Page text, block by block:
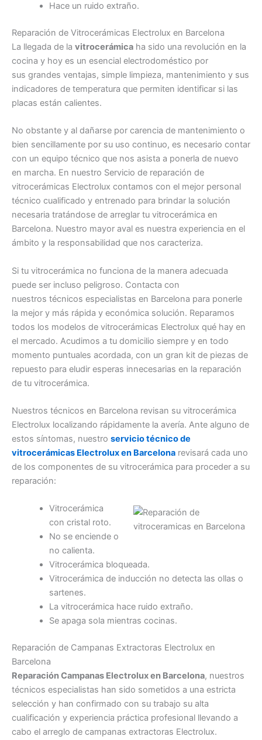
Hace un ruido extraño.
Reparación de Vitrocerámicas Electrolux en Barcelona
La llegada de la vitrocerámica ha sido una revolución en la
cocina y hoy es un esencial electrodoméstico por
sus grandes ventajas, simple limpieza, mantenimiento y sus
indicadores de temperatura que permiten identificar si las
placas están calientes.
No obstante y al dañarse por carencia de mantenimiento o
bien sencillamente por su uso continuo, es necesario contar
con un equipo técnico que nos asista a ponerla de nuevo
en marcha. En nuestro Servicio de reparación de
vitrocerámicas Electrolux contamos con el mejor personal
técnico cualificado y entrenado para brindar la solución
necesaria tratándose de arreglar tu vitrocerámica en
Barcelona. Nuestro mayor aval es nuestra experiencia en el
ámbito y la responsabilidad que nos caracteriza.
Si tu vitrocerámica no funciona de la manera adecuada
puede ser incluso peligroso. Contacta con
nuestros técnicos especialistas en Barcelona para ponerle
la mejor y más rápida y económica solución. Reparamos
todos los modelos de vitrocerámicas Electrolux qué hay en
el mercado. Acudimos a tu domicilio siempre y en todo
momento puntuales acordada, con un gran kit de piezas de
repuesto para eludir esperas innecesarias en la reparación
de tu vitrocerámica.
Nuestros técnicos en Barcelona revisan su vitrocerámica
Electrolux localizando rápidamente la avería. Ante alguno de
estos síntomas, nuestro servicio técnico de
vitrocerámicas Electrolux en Barcelona revisará cada uno
de los componentes de su vitrocerámica para proceder a su
reparación:
Vitrocerámica
con cristal roto.
No se enciende o
no calienta.
Vitrocerámica bloqueada.
Vitrocerámica de inducción no detecta las ollas o
sartenes.
La vitrocerámica hace ruido extraño.
Se apaga sola mientras cocinas.
Reparación de Campanas Extractoras Electrolux en
Barcelona
Reparación Campanas Electrolux en Barcelona, nuestros
técnicos especialistas han sido sometidos a una estricta
selección y han confirmado con su trabajo su alta
cualificación y experiencia práctica profesional llevando a
cabo el arreglo de campanas extractoras Electrolux.